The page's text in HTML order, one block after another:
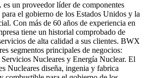
un proveedor líder de componentes
el gobierno de los Estados Unidos y la
Con más de 60 años de experiencia en
tiene un historial comprobado de
de alta calidad a sus clientes. BWX
segmentos principales de negocios:
Nucleares y Energía Nuclear. El
Nucleares diseña, ingenia y fabrica